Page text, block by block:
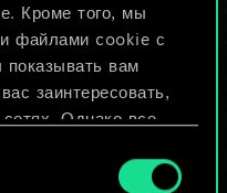
Кроме того, мы
файлами cookie с
вам
заинтересовать,
Однако все